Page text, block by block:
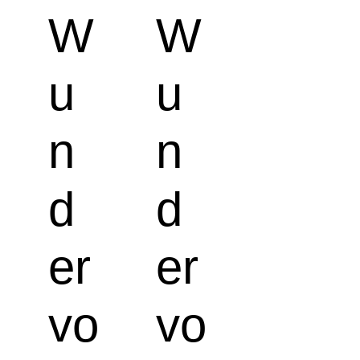
W
u
n
d
er
vo
W
u
n
d
er
vo